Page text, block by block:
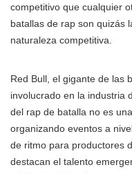
competitivo que cualquier
batallas de rap son quizás
naturaleza competitiva.
Red Bull, el gigante de las
involucrado en la industria
del rap de batalla no es
organizando eventos a
de ritmo para productores
destacan el talento